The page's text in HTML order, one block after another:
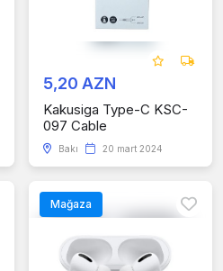
5,20 AZN
Kakusiga Type-C KSC-
097 Cable
Bakı 20 mart 2024
Mağaza